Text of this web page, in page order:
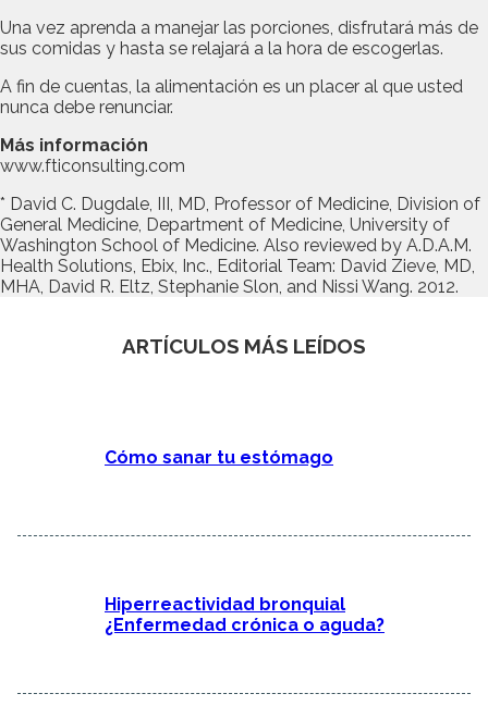
Una vez aprenda a manejar las porciones, disfrutará más de
sus comidas y hasta se relajará a la hora de escogerlas.
A fin de cuentas, la alimentación es un placer al que usted
nunca debe renunciar.
Más información
www.fticonsulting.com
* David C. Dugdale, III, MD, Professor of Medicine, Division of
General Medicine, Department of Medicine, University of
Washington School of Medicine. Also reviewed by A.D.A.M.
Health Solutions, Ebix, Inc., Editorial Team: David Zieve, MD,
MHA, David R. Eltz, Stephanie Slon, and Nissi Wang. 2012.
ARTÍCULOS MÁS LEÍDOS
Cómo sanar tu estómago
Hiperreactividad bronquial
¿Enfermedad crónica o aguda?